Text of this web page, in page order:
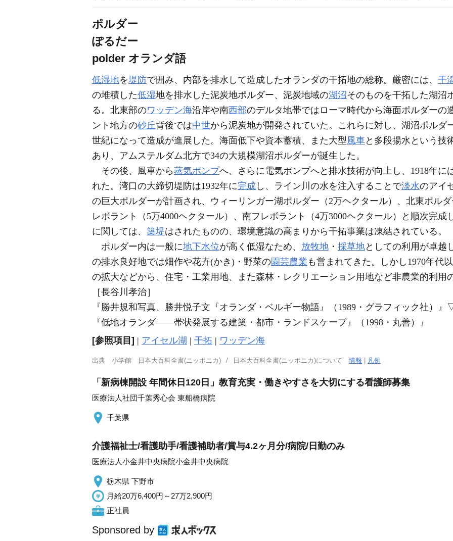
ポルダー
ぽるだー
polder オランダ語
低湿地を堤防で囲み、内部を排水して造成したオランダの干拓地の総称。厳密には、 干
の堆積した低湿地を排水した泥炭地ポルダー、泥炭地域の湖沼そのものを干拓した湖沼
る。北東部のワッデン海沿岸や南西部のデルタ地帯ではローマ時代から海面ポルダーの
ント地方の砂丘背後では中世から泥炭地が開発されていた。これらに対し、湖沼ポルダ
世紀になって造成が進展した。海面低下や資本蓄積、また大型風車と多段揚水という技
あり、アムステルダム北方で34の大規模湖沼ポルダーが誕生した。
その後、風車から蒸気ポンプへ、さらに電気ポンプへと排水技術が向上し、1918年に
れた。湾口の大締切堤防は1932年に完成 し、ライン川の水を注入することで淡水のアイ
の巨大ポルダーが計画され、ウィーリンガー湖ポルダー（2万ヘクタール）、北東ポル
レボラント（5万4000ヘクタール）、南フレボラント（4万3000ヘクタール）と順次完
に関しては、 築堤はされたものの、環境意識の高まりから干拓事業は凍結されている。
ポルダー内は一般に地下水位が高く低湿なため、 放牧地 ・ 採草地としての利用が卓越
の排水良好地では畑作や花卉(かき)・野菜の園芸農業 も営まれてきた。しかし1970年代
の拡大などから、住宅・工業用地、また森林・レクリエーション用地など非農業的利用
［長谷川孝治］
『勝井規和写真、勝井悦子文『オランダ・ベルギー物語』（1989・グラフィック社）』
『低地オランダ――帯状発展する建築・都市・ランドスケープ』（1998・丸善）』
[参照項目] | アイセル湖 | 干拓 | ワッデン海
出典 小学館 日本大百科全書(ニッポニカ) 日本大百科全書(ニッポニカ)について情報 凡例
「新病棟開設 年間休日120日」教育充実・働きやすさを大切にする看護師募集
医療法人社団千葉秀心会 東船橋病院
千葉県
介護福祉士/看護助手/看護補助者/賞与4.2ヶ月分/病院/日勤のみ
医療法人小金井中央病院小金井中央病院
栃木県 下野市
月給20万6,400円～27万2,900円
正社員
Sponsored by